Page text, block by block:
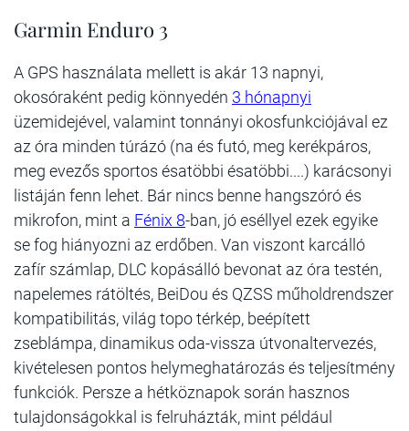
Garmin Enduro 3
A GPS használata mellett is akár 13 napnyi,
okosóraként pedig könnyedén 3 hónapnyi
üzemidejével, valamint tonnányi okosfunkciójával ez
az óra minden túrázó (na és futó, meg kerékpáros,
meg evezős sportos ésatöbbi ésatöbbi....) karácsonyi
listáján fenn lehet. Bár nincs benne hangszóró és
mikrofon, mint a Fénix 8-ban, jó eséllyel ezek egyike
se fog hiányozni az erdőben. Van viszont karcálló
zafír számlap, DLC kopásálló bevonat az óra testén,
napelemes rátöltés, BeiDou és QZSS műholdrendszer
kompatibilitás, világ topo térkép, beépített
zseblámpa, dinamikus oda-vissza útvonaltervezés,
kivételesen pontos helymeghatározás és teljesítmény
funkciók. Persze a hétköznapok során hasznos
tulajdonságokkal is felruházták, mint például